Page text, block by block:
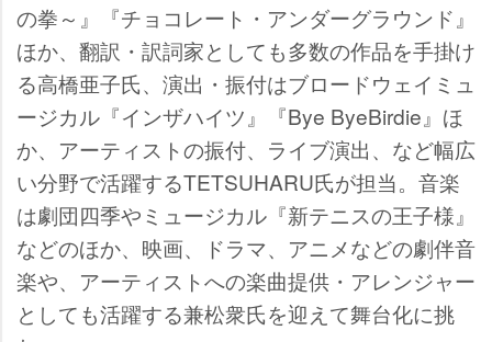
の拳～』『チョコレート・アンダーグラウンド』
ほか、翻訳・訳詞家としても多数の作品を手掛け
る高橋亜子氏、演出・振付はブロードウェイミュ
ージカル『インザハイツ』『Bye ByeBirdie』ほ
か、アーティストの振付、ライブ演出、など幅広
い分野で活躍するTETSUHARU氏が担当。音楽
は劇団四季やミュージカル『新テニスの王子様』
などのほか、映画、ドラマ、アニメなどの劇伴音
楽や、アーティストへの楽曲提供・アレンジャー
としても活躍する兼松衆氏を迎えて舞台化に挑